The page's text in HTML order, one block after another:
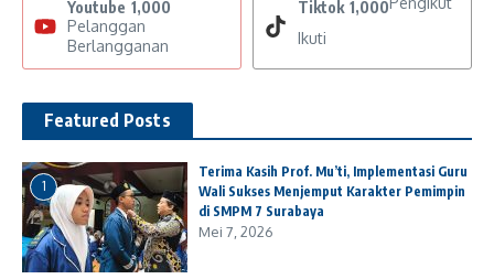
Youtube 1,000
Pelanggan
Berlangganan
Tiktok 1,000
Ikuti
Featured Posts
1
Terima Kasih Prof. Mu’ti, Implementasi Guru
Wali Sukses Menjemput Karakter Pemimpin
di SMPM 7 Surabaya
Mei 7, 2026